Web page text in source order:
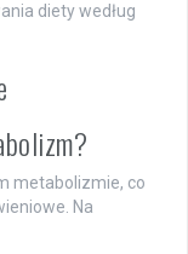
diety według
metabolizmie, co
Na